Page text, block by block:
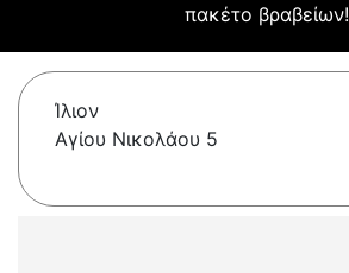
πακέτο βραβείων!
Ίλιον
Αγίου Νικολάου 5